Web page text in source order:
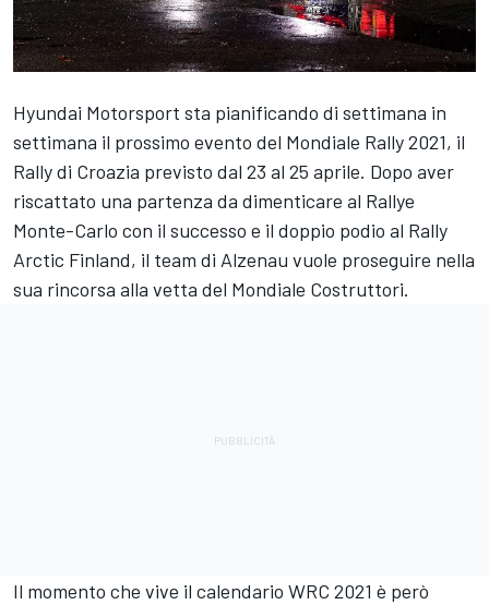
Hyundai Motorsport sta pianificando di settimana in
settimana il prossimo evento del Mondiale Rally 2021, il
Rally di Croazia previsto dal 23 al 25 aprile. Dopo aver
riscattato una partenza da dimenticare al Rallye
Monte-Carlo con il successo e il doppio podio al Rally
Arctic Finland, il team di Alzenau vuole proseguire nella
sua rincorsa alla vetta del Mondiale Costruttori.
Il momento che vive il calendario WRC 2021 è però